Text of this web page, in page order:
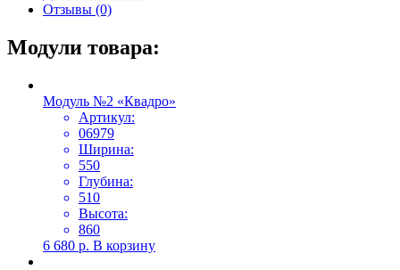
Отзывы (0)
Модули товара:
Модуль №2 «Квадро»
Артикул:
06979
Ширина:
550
Глубина:
510
Высота:
860
6 680 р. В корзину